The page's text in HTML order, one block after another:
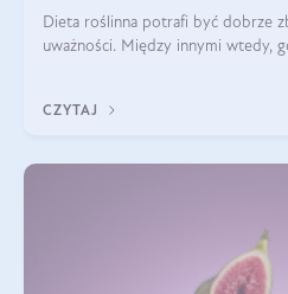
Dieta roślinna potrafi być dobrze
uważności. Między innymi wtedy,
CZYTAJ